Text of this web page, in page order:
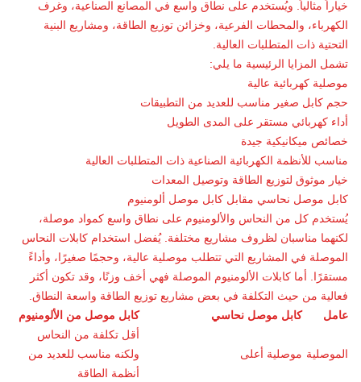
خياراً مثالياً. ويُستخدم على نطاق واسع في المصانع الصناعية، وغرف
الكهرباء، والمحطات الفرعية، وخزائن توزيع الطاقة، ومشاريع البنية
التحتية ذات المتطلبات العالية.
تشمل المزايا الرئيسية ما يلي:
موصلية كهربائية عالية
حجم كابل صغير مناسب للعديد من التطبيقات
أداء كهربائي مستقر على المدى الطويل
خصائص ميكانيكية جيدة
مناسب للأنظمة الكهربائية الصناعية ذات المتطلبات العالية
خيار موثوق لتوزيع الطاقة وتوصيل المعدات
كابل موصل نحاسي مقابل كابل موصل ألومنيوم
يُستخدم كل من النحاس والألومنيوم على نطاق واسع كمواد موصلة،
لكنهما مناسبان لظروف مشاريع مختلفة. يُفضل استخدام كابلات النحاس
الموصلة في المشاريع التي تتطلب موصلية عالية، وحجمًا صغيرًا، وأداءً
مستقرًا. أما كابلات الألومنيوم الموصلة فهي أخف وزنًا، وقد تكون أكثر
فعالية من حيث التكلفة في بعض مشاريع توزيع الطاقة واسعة النطاق.
عامل
كابل موصل نحاسي كابل موصل من الألومنيوم
الموصلية موصلية أعلى
أقل تكلفة من النحاس
ولكنه مناسب للعديد من
أنظمة الطاقة